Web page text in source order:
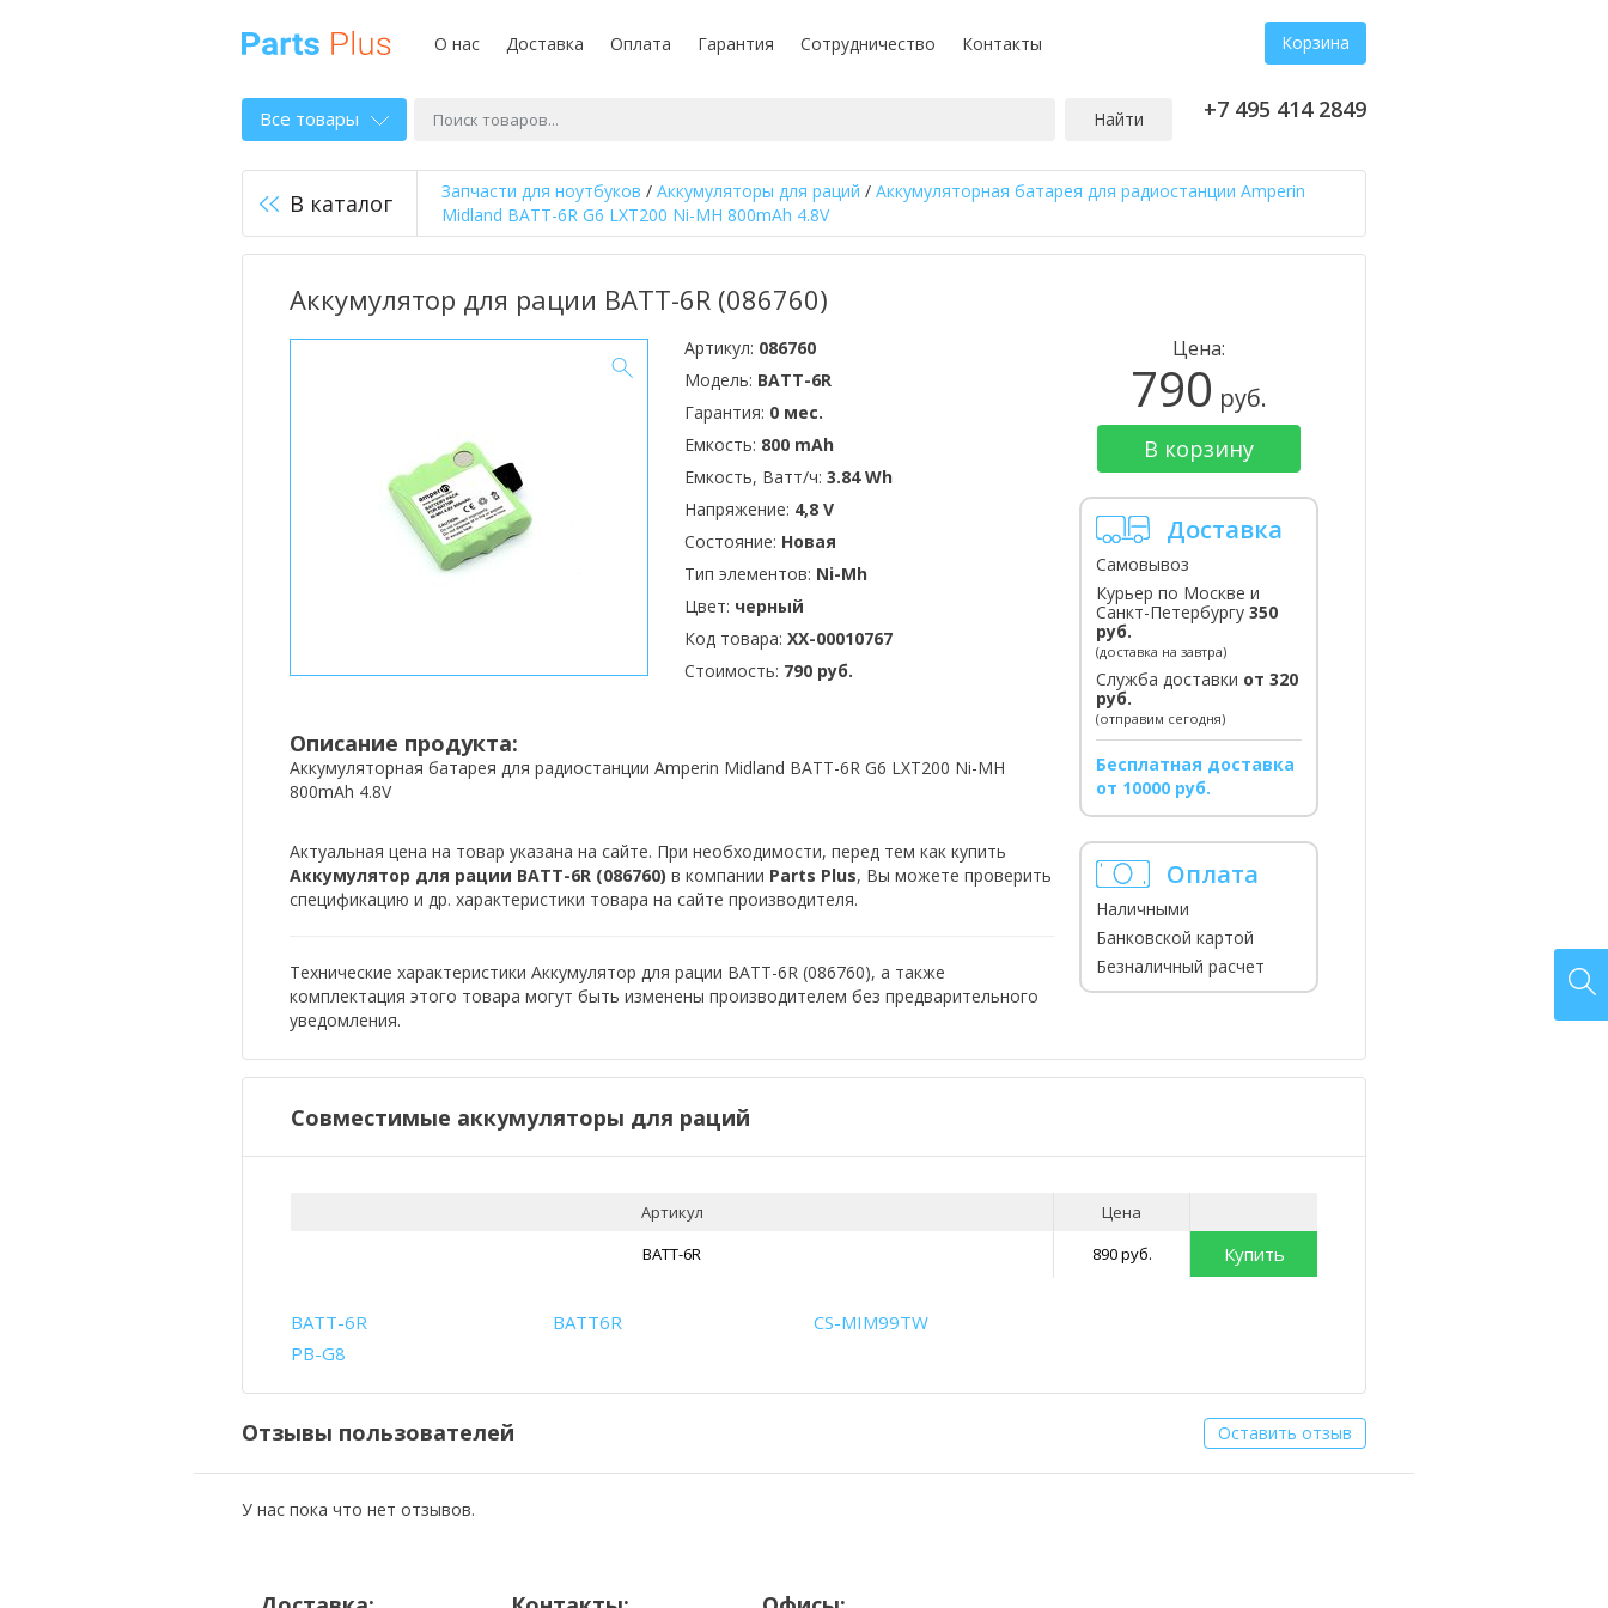
О нас Доставка Оплата Гарантия Сотрудничество Контакты Корзина
Все товары Найти +7 495 414 2849
В каталог Запчасти для ноутбуков / Аккумуляторы для раций / Аккумуляторная батарея для радиостанции Amperin
Midland BATT-6R G6 LXT200 Ni-MH 800mAh 4.8V
Аккумулятор для рации BATT-6R (086760)
Артикул: 086760
Модель: BATT-6R
Гарантия: 0 мес.
Емкость: 800 mAh
Емкость, Ватт/ч: 3.84 Wh
Напряжение: 4,8 V
Состояние: Новая
Тип элементов: Ni-Mh
Цвет: черный
Код товара: XX-00010767
Стоимость: 790 руб.
Описание продукта:
Аккумуляторная батарея для радиостанции Amperin Midland BATT-6R G6 LXT200 Ni-MH
800mAh 4.8V
Актуальная цена на товар указана на сайте. При необходимости, перед тем как купить
Аккумулятор для рации BATT-6R (086760) в компании Parts Plus, Вы можете проверить
спецификацию и др. характеристики товара на сайте производителя.
Технические характеристики Аккумулятор для рации BATT-6R (086760), а также
комплектация этого товара могут быть изменены производителем без предварительного
уведомления.
Цена:
790 руб.
В корзину
Доставка
Самовывоз
Курьер по Москве и
Санкт-Петербургу 350
руб.
(доставка на завтра)
Служба доставки от 320
руб.
(отправим сегодня)
Бесплатная доставка
от 10000 руб.
Оплата
Наличными
Банковской картой
Безналичный расчет
Совместимые аккумуляторы для раций
Артикул
Цена
BATT-6R
890 руб. Купить
BATT-6R BATT6R
CS-MIM99TW
PB-G8
Отзывы пользователей Оставить отзыв
У нас пока что нет отзывов.